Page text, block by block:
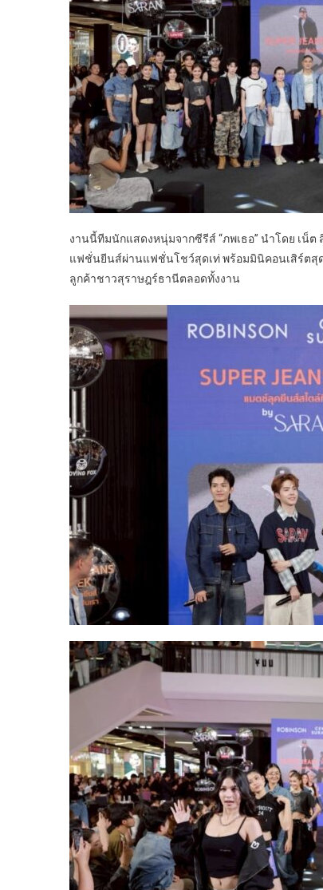
งานนี้ทีมนักแสดงหนุ่มจากซีรีส์ “ภพเธอ” นำโดย เน็ต
แฟชั่นยีนส์ผ่านแฟชั่นโชว์สุดเท่ พร้อมมินิคอนเสิร์ตสุ
ลูกค้าชาวสุราษฎร์ธานีตลอดทั้งงาน